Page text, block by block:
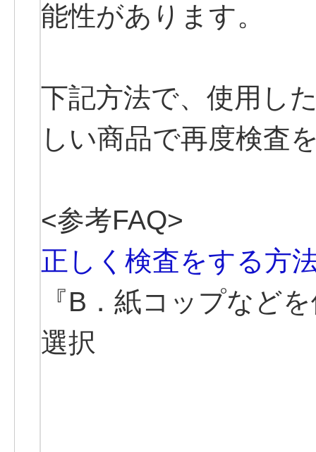
能性があります。
下記方法で、使用し
しい商品で再度検査
<参考FAQ>
正しく検査をする方
『B．紙コップなど
選択